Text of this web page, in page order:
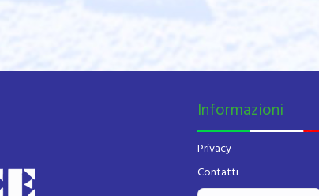
Informazioni
Privacy
Contatti